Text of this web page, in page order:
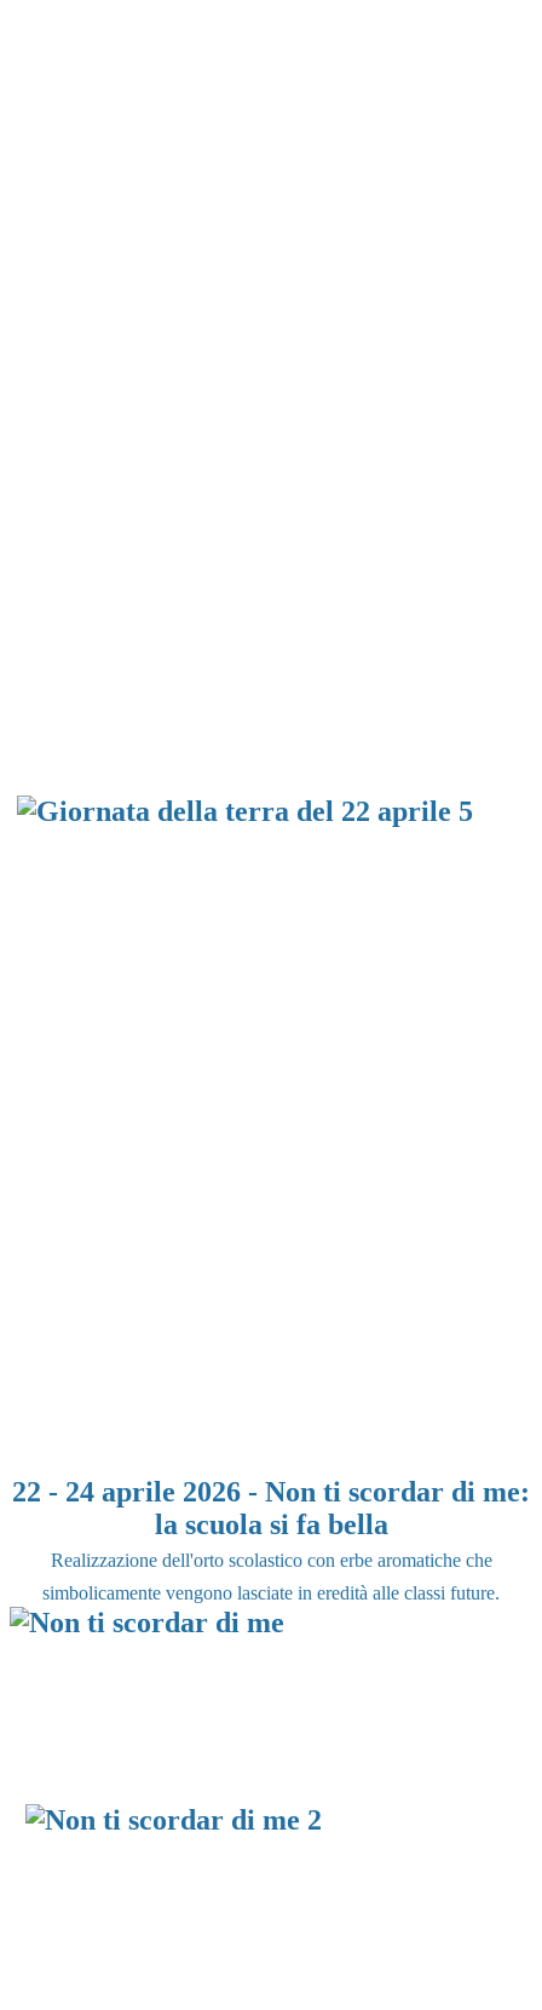
22 - 24 aprile 2026 - Non ti scordar di me:
la scuola si fa bella
Realizzazione dell'orto scolastico con erbe aromatiche che
simbolicamente vengono lasciate in eredità alle classi future.